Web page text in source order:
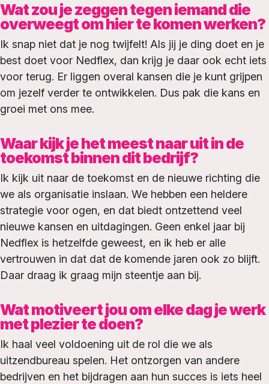
Wat zou je zeggen tegen iemand die
overweegt om hier te komen werken?
Ik snap niet dat je nog twijfelt! Als jij je ding doet en je
best doet voor Nedflex, dan krijg je daar ook echt iets
voor terug. Er liggen overal kansen die je kunt grijpen
om jezelf verder te ontwikkelen. Dus pak die kans en
groei met ons mee.
Waar kijk je het meest naar uit in de
toekomst binnen dit bedrijf?
Ik kijk uit naar de toekomst en de nieuwe richting die
we als organisatie inslaan. We hebben een heldere
strategie voor ogen, en dat biedt ontzettend veel
nieuwe kansen en uitdagingen. Geen enkel jaar bij
Nedflex is hetzelfde geweest, en ik heb er alle
vertrouwen in dat dat de komende jaren ook zo blijft.
Daar draag ik graag mijn steentje aan bij.
Wat motiveert jou om elke dag je werk
met plezier te doen?
Ik haal veel voldoening uit de rol die we als
uitzendbureau spelen. Het ontzorgen van andere
bedrijven en het bijdragen aan hun succes is iets heel